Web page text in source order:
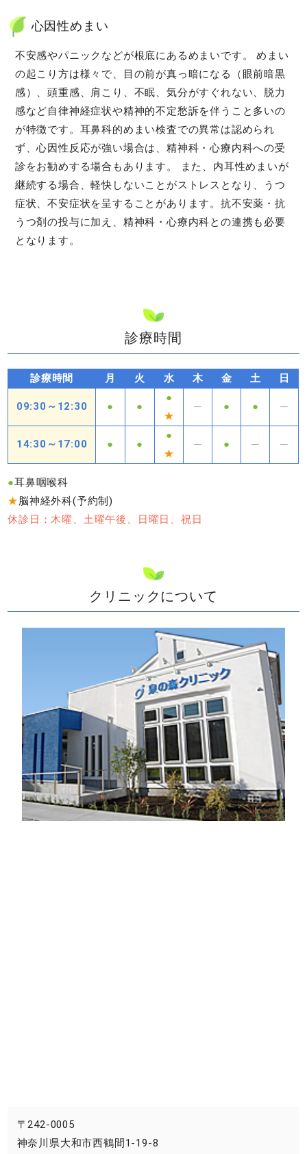
心因性めまい
不安感やパニックなどが根底にあるめまいです。 めまい
の起こり方は様々で、目の前が真っ暗になる（眼前暗黒
感）、頭重感、肩こり、不眠、気分がすぐれない、脱力
感など自律神経症状や精神的不定愁訴を伴うこと多いの
が特徴です。耳鼻科的めまい検査での異常は認められ
ず、心因性反応が強い場合は、精神科・心療内科への受
診をお勧めする場合もあります。 また、内耳性めまいが
継続する場合、軽快しないことがストレスとなり、うつ
症状、不安症状を呈することがあります。抗不安薬・抗
うつ剤の投与に加え、精神科・心療内科との連携も必要
となります。
診療時間
診療時間 月 火 水 木 金 土 日
09:30～12:30 ● ●
●
★
─ ● ● ─
14:30～17:00 ● ●
●
★
─ ● ─ ─
●耳鼻咽喉科
★脳神経外科(予約制)
休診日：木曜、土曜午後、日曜日、祝日
クリニックについて
〒242-0005
神奈川県大和市西鶴間1-19-8